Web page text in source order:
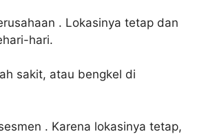
. Lokasinya tetap dan
hari.
sakit, atau bengkel di
. Karena lokasinya tetap,